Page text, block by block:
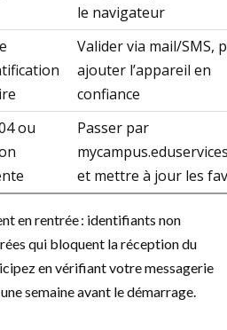
le navigateur
Valider via mail/SMS,
ajouter l’appareil en
confiance
ou
Passer par
et mettre à jour les
en rentrée : identifiants non
qui bloquent la réception du
en vérifiant votre messagerie
semaine avant le démarrage.